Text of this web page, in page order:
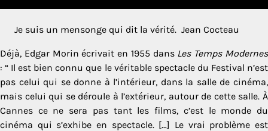
Je suis un mensonge qui dit la vérité. Jean Cocteau
Déjà, Edgar Morin écrivait en 1955 dansLes Temps Modernes
: “ Il est bien connu que le véritable spectacle du Festival n’est
pas celui qui se donne à l’intérieur, dans la salle de cinéma,
mais celui qui se déroule à l’extérieur, autour de cette salle. À
Cannes ce ne sera pas tant les films, c’est le monde du
cinéma qui s’exhibe en spectacle. […] Le vrai problème est